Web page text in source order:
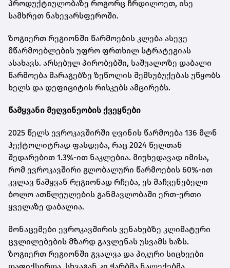
პროდუქტიულობაზე როგორც ჩრდილოეთ, ისე
სამხრეთ ნახევარსფეროში.
ზოგიერთ რეგიონში წარმოების კლება ასევე
მწარმოებლების უფრო ფრთხილ სტრატეგიას
ასახავს. არსებულ პირობებში, საშუალოზე დაბალი
წარმოება მარაგებზე ზეწოლის შემსუბუქებას უწყობს
ხელს და დეფიციტის რისკებს ამცირებს.
წამყვანი მეღვინეობის ქვეყნები
2025 წელს ევროკავშირში ღვინის წარმოება 136 მლნ
ჰექტოლიტრად ფასდება, რაც 2024 წელთან
შედარებით 1.3%-ით ნაკლებია. მიუხედავად იმისა,
რომ ევროკავშირი გლობალური წარმოების 60%-ით
კვლავ წამყვან რეგიონად რჩება, ეს მაჩვენებელი
ბოლო ათწლეულების განმავლობაში ერთ-ერთი
ყველაზე დაბალია.
მონაცემები ევროკავშირის ვენახებზე კლიმატური
ცვლილებების მზარდ გავლენას უსვამს ხაზს.
ზოგიერთ რეგიონში გვალვა და პიკური სიცხეები
დაფიქსირდა, სხვაგან კი ჭარბმა ნალექებმა,